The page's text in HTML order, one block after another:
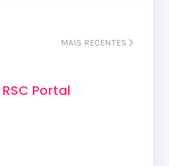
MAIS RECENTES
RSC Portal